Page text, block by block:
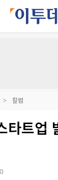
칼럼
타트업